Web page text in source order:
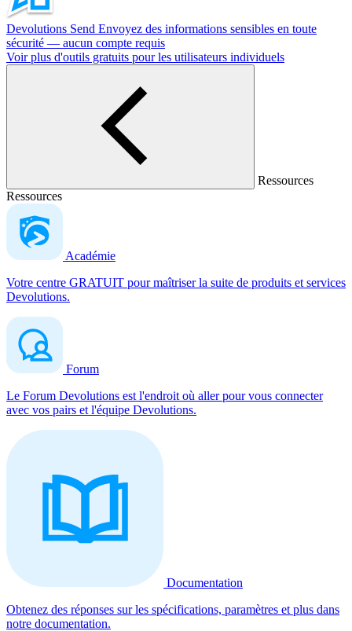
Devolutions Send Envoyez des informations sensibles en toute
sécurité — aucun compte requis
Voir plus d'outils gratuits pour les utilisateurs individuels
Ressources
Ressources
Académie
Votre centre GRATUIT pour maîtriser la suite de produits et services
Devolutions.
Forum
Le Forum Devolutions est l'endroit où aller pour vous connecter
avec vos pairs et l'équipe Devolutions.
Documentation
Obtenez des réponses sur les spécifications, paramètres et plus dans
notre documentation.